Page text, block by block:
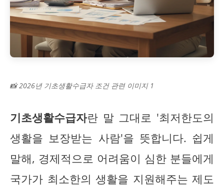
📸 2026년 기초생활수급자 조건 관련 이미지 1
기초생활수급자란 말 그대로 '최저한도의
생활을 보장받는 사람'을 뜻합니다. 쉽게
말해, 경제적으로 어려움이 심한 분들에게
국가가 최소한의 생활을 지원해주는 제도